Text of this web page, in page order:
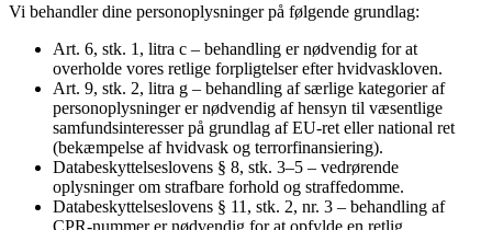
Vi behandler dine personoplysninger på følgende grundlag:
Art. 6, stk. 1, litra c – behandling er nødvendig for at
overholde vores retlige forpligtelser efter hvidvaskloven.
Art. 9, stk. 2, litra g – behandling af særlige kategorier af
personoplysninger er nødvendig af hensyn til væsentlige
samfundsinteresser på grundlag af EU-ret eller national ret
(bekæmpelse af hvidvask og terrorfinansiering).
Databeskyttelseslovens § 8, stk. 3–5 – vedrørende
oplysninger om strafbare forhold og straffedomme.
Databeskyttelseslovens § 11, stk. 2, nr. 3 – behandling af
CPR-nummer er nødvendig for at opfylde en retlig